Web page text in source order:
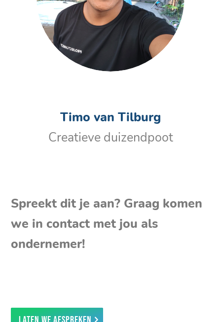
Timo van Tilburg
Creatieve duizendpoot
Spreekt dit je aan? Graag komen
we in contact met jou als
ondernemer!